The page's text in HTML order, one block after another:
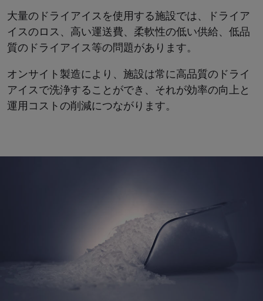
大量のドライアイスを使用する施設では、ドライア
イスのロス、高い運送費、柔軟性の低い供給、低品
質のドライアイス等の問題があります。
オンサイト製造により、施設は常に高品質のドライ
アイスで洗浄することができ、それが効率の向上と
運用コストの削減につながります。